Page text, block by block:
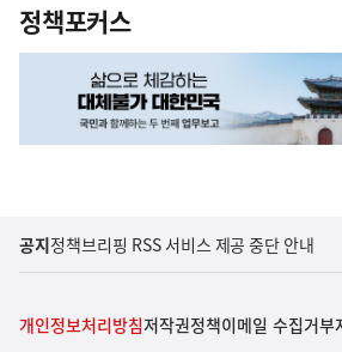
정책포커스
공지정책브리핑 RSS 서비스 제공 중단 안내
개인정보처리방침저작권정책이메일 수집거부